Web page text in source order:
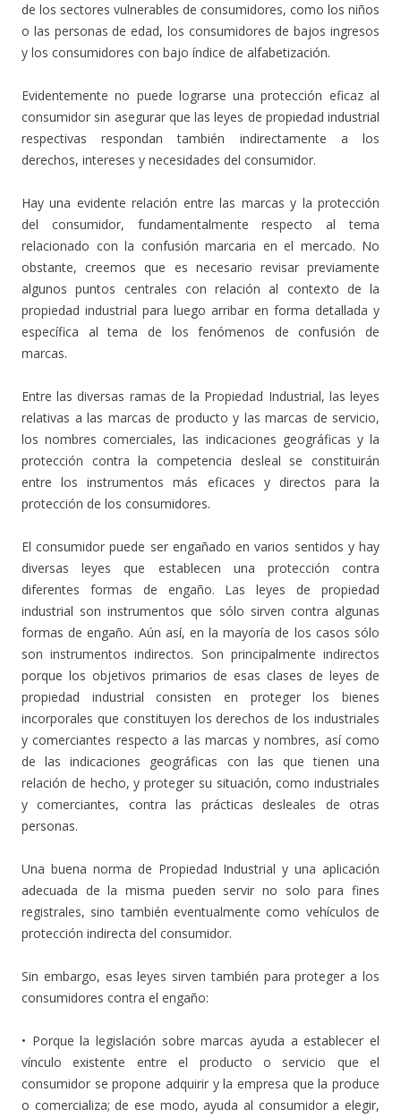
de los sectores vulnerables de consumidores, como los niños
o las personas de edad, los consumidores de bajos ingresos
y los consumidores con bajo índice de alfabetización.
Evidentemente no puede lograrse una protección eficaz al
consumidor sin asegurar que las leyes de propiedad industrial
respectivas respondan también indirectamente a los
derechos, intereses y necesidades del consumidor.
Hay una evidente relación entre las marcas y la protección
del consumidor, fundamentalmente respecto al tema
relacionado con la confusión marcaria en el mercado. No
obstante, creemos que es necesario revisar previamente
algunos puntos centrales con relación al contexto de la
propiedad industrial para luego arribar en forma detallada y
específica al tema de los fenómenos de confusión de
marcas.
Entre las diversas ramas de la Propiedad Industrial, las leyes
relativas a las marcas de producto y las marcas de servicio,
los nombres comerciales, las indicaciones geográficas y la
protección contra la competencia desleal se constituirán
entre los instrumentos más eficaces y directos para la
protección de los consumidores.
El consumidor puede ser engañado en varios sentidos y hay
diversas leyes que establecen una protección contra
diferentes formas de engaño. Las leyes de propiedad
industrial son instrumentos que sólo sirven contra algunas
formas de engaño. Aún así, en la mayoría de los casos sólo
son instrumentos indirectos. Son principalmente indirectos
porque los objetivos primarios de esas clases de leyes de
propiedad industrial consisten en proteger los bienes
incorporales que constituyen los derechos de los industriales
y comerciantes respecto a las marcas y nombres, así como
de las indicaciones geográficas con las que tienen una
relación de hecho, y proteger su situación, como industriales
y comerciantes, contra las prácticas desleales de otras
personas.
Una buena norma de Propiedad Industrial y una aplicación
adecuada de la misma pueden servir no solo para fines
registrales, sino también eventualmente como vehículos de
protección indirecta del consumidor.
Sin embargo, esas leyes sirven también para proteger a los
consumidores contra el engaño:
• Porque la legislación sobre marcas ayuda a establecer el
vínculo existente entre el producto o servicio que el
consumidor se propone adquirir y la empresa que la produce
o comercializa; de ese modo, ayuda al consumidor a elegir,